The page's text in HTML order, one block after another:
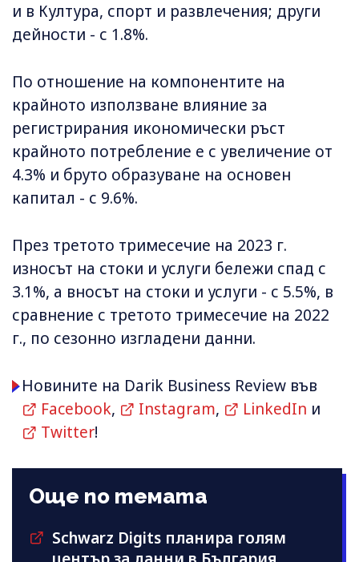
и в Култура, спорт и развлечения; други
дейности - с 1.8%.
По отношение на компонентите на
крайното използване влияние за
регистрирания икономически ръст
крайното потребление е с увеличение от
4.3% и бруто образуване на основен
капитал - с 9.6%.
През третото тримесечие на 2023 г.
износът на стоки и услуги бележи спад с
3.1%, а вносът на стоки и услуги - с 5.5%, в
сравнение с третото тримесечие на 2022
г., по сезонно изгладени данни.
Новините на Darik Business Review във
Facebook, Instagram, LinkedIn и
Twitter!
Още по темата
Schwarz Digits планира голям